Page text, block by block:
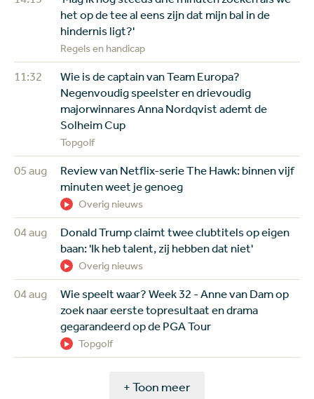
het op de tee al eens zijn dat mijn bal in de
hindernis ligt?'
Regels en handicap
11:32
Wie is de captain van Team Europa?
Negenvoudig speelster en drievoudig
majorwinnares Anna Nordqvist ademt de
Solheim Cup
Topgolf
05 aug
Review van Netflix-serie The Hawk: binnen vijf
minuten weet je genoeg
Overig nieuws
04 aug
Donald Trump claimt twee clubtitels op eigen
baan: 'Ik heb talent, zij hebben dat niet'
Overig nieuws
04 aug
Wie speelt waar? Week 32 - Anne van Dam op
zoek naar eerste topresultaat en drama
gegarandeerd op de PGA Tour
Topgolf
+ Toon meer